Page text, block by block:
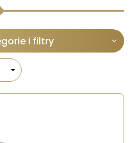
i filtry